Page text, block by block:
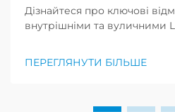
Дізнайтеся про ключові
внутрішніми та вуличними
Отримайте експертні поради
ПЕРЕГЛЯНУТИ БІЛЬШЕ